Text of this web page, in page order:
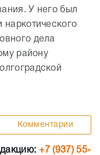
У него был
наркотического
дела
району
Комментарии
+7 (937) 55-